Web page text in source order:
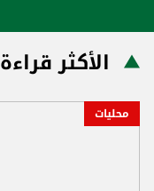
الأكثر قراءة
محليات